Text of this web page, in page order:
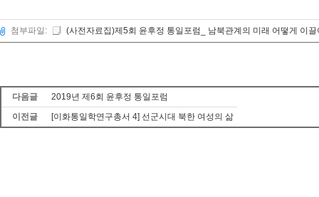
첨부파일: (사전자료집)제5회 윤후정 통일포럼_ 남북관계의 미래 어떻게 이
다음글
2019년 제6회 윤후정 통일포럼
이전글
[이화통일학연구총서 4] 선군시대 북한 여성의 삶